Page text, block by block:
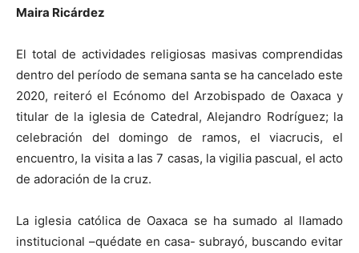
Maira Ricárdez
El total de actividades religiosas masivas comprendidas
dentro del período de semana santa se ha cancelado este
2020, reiteró el Ecónomo del Arzobispado de Oaxaca y
titular de la iglesia de Catedral, Alejandro Rodríguez; la
celebración del domingo de ramos, el viacrucis, el
encuentro, la visita a las 7 casas, la vigilia pascual, el acto
de adoración de la cruz.
La iglesia católica de Oaxaca se ha sumado al llamado
institucional –quédate en casa- subrayó, buscando evitar